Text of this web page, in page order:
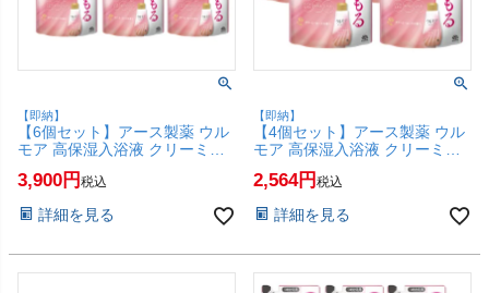
【即納】
【6個セット】アース製薬 ウル
モア 高保湿入浴液 クリーミー
ローズの香り つめかえ
480ml×6個【浴用化粧料 入浴剤
(6062405-set6)
3,900 税込
詳細を見る
【即納】
【4個セット】アース製薬 ウル
モア 高保湿入浴液 クリーミー
ローズの香り つめかえ
480ml×4個【浴用化粧料 入浴剤
(6062405-set4)
2,564 税込
詳細を見る